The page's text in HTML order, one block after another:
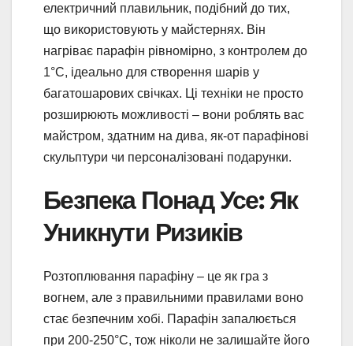
електричний плавильник, подібний до тих,
що використовують у майстернях. Він
нагріває парафін рівномірно, з контролем до
1°C, ідеально для створення шарів у
багатошарових свічках. Ці техніки не просто
розширюють можливості – вони роблять вас
майстром, здатним на дива, як-от парафінові
скульптури чи персоналізовані подарунки.
Безпека Понад Усе: Як
Уникнути Ризиків
Розтоплювання парафіну – це як гра з
вогнем, але з правильними правилами воно
стає безпечним хобі. Парафін запалюється
при 200-250°C, тож ніколи не залишайте його